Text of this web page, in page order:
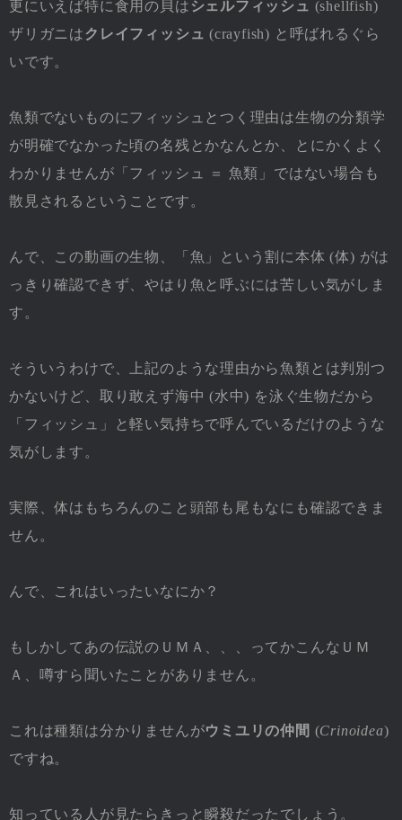
更にいえば特に食用の貝は シェルフィッシュ (shellfish)
ザリガニはクレイフィッシュ (crayfish) と呼ばれるぐら
いです。
魚類でないものにフィッシュとつく理由は生物の分類学
が明確でなかった頃の名残とかなんとか、とにかくよく
わかりませんが「フィッシュ ＝ 魚類」ではない場合も
散見されるということです。
んで、この動画の生物、「魚」という割に本体 (体) がは
っきり確認できず、やはり魚と呼ぶには苦しい気がしま
す。
そういうわけで、上記のような理由から魚類とは判別つ
かないけど、取り敢えず海中 (水中) を泳ぐ生物だから
「フィッシュ」と軽い気持ちで呼んでいるだけのような
気がします。
実際、体はもちろんのこと頭部も尾もなにも確認できま
せん。
んで、これはいったいなにか？
もしかしてあの伝説のＵＭＡ、、、ってかこんなＵＭ
Ａ、噂すら聞いたことがありません。
これは種類は分かりませんがウミユリの仲間 (Crinoidea)
ですね。
知っている人が見たらきっと瞬殺だったでしょう。